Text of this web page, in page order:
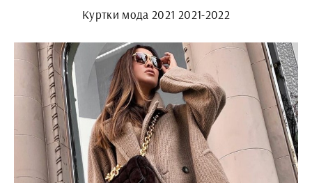
Куртки мода 2021 2021-2022